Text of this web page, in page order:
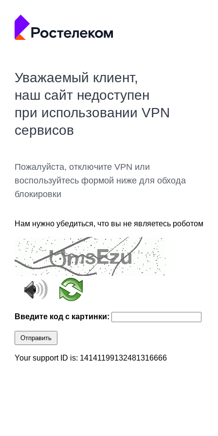
Уважаемый клиент,
наш сайт недоступен
при использовании VPN
сервисов
Пожалуйста, отключите VPN или
воспользуйтесь формой ниже для обхода
блокировки
Нам нужно убедиться, что вы не являетесь роботом
Введите код с картинки:
Отправить
Your support ID is: 14141199132481316666